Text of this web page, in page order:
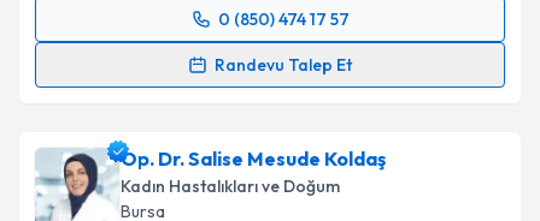
0 (850) 474 17 57
Randevu Talep Et
Randevu Takvimi Talebi
takvim hazırlandığında e-posta ile bilgilendireceğiz.
E-posta Adresiniz
Op. Dr. Salise Mesude Koldaş
Kadın Hastalıkları ve Doğum
Bursa